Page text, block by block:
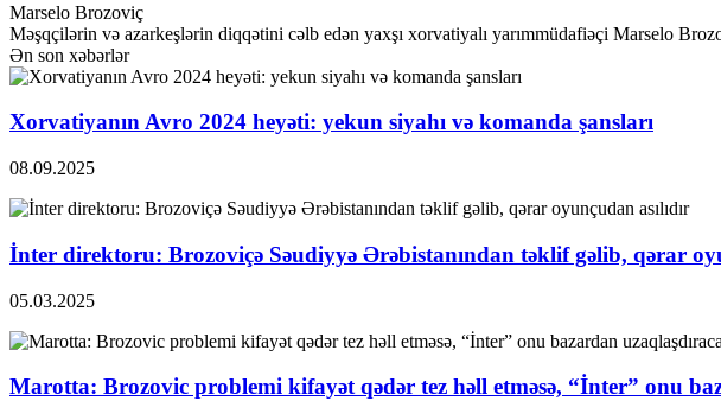
Marselo Brozoviç
Məşqçilərin və azarkeşlərin diqqətini cəlb edən yaxşı xorvatiyalı yarımmüdafiəçi Marselo
Ən son xəbərlər
Xorvatiyanın Avro 2024 heyəti: yekun siyahı və komanda şansları
08.09.2025
İnter direktoru: Brozoviçə Səudiyyə Ərəbistanından təklif gəlib, qərar
05.03.2025
Marotta: Brozovic problemi kifayət qədər tez həll etməsə, “İnter” onu